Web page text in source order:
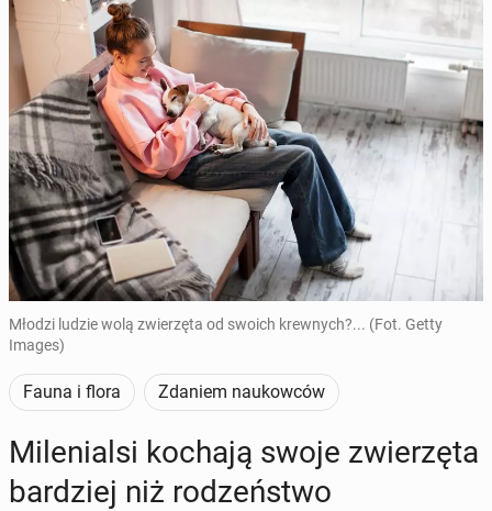
Młodzi ludzie wolą zwierzęta od swoich krewnych?... (Fot. Getty
Images)
Fauna i flora Zdaniem naukowców
Mi­le­nial­si kochają swoje zwie­rzę­ta
bar­dziej niż ro­dzeń­stwo